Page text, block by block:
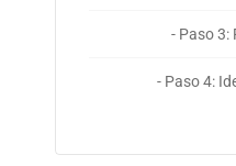
- Paso 3:
- Paso 4: